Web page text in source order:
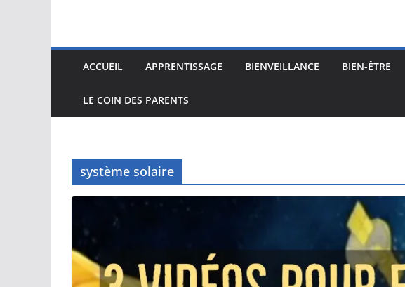
ACCUEIL APPRENTISSAGE BIENVEILLANCE BIEN-ÊTRE
LE COIN DES PARENTS
système solaire